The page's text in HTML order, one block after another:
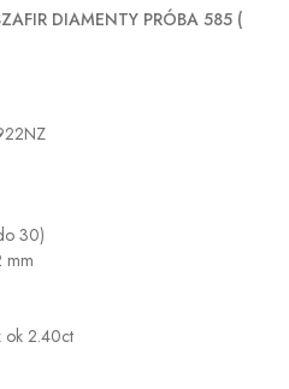
DIAMENTY PRÓBA 585 (
30)
mm
ok 2.40ct